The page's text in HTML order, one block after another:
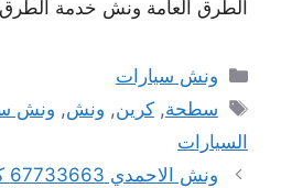
الطرق العامة ونش خدمة
التصنيفات
ونش سيارات
الوسوم
سطحة,كرين, ونش, ونش
السيارات